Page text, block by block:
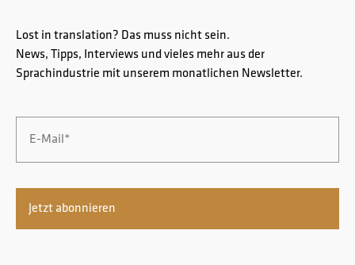
Lost in translation? Das muss nicht sein.
News, Tipps, Interviews und vieles mehr aus der
Sprachindustrie mit unserem monatlichen Newsletter.
Email *